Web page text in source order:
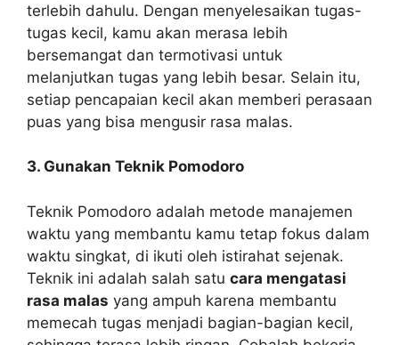
terlebih dahulu. Dengan menyelesaikan tugas-
tugas kecil, kamu akan merasa lebih
bersemangat dan termotivasi untuk
melanjutkan tugas yang lebih besar. Selain itu,
setiap pencapaian kecil akan memberi perasaan
puas yang bisa mengusir rasa malas.
3. Gunakan Teknik Pomodoro
Teknik Pomodoro adalah metode manajemen
waktu yang membantu kamu tetap fokus dalam
waktu singkat, di ikuti oleh istirahat sejenak.
Teknik ini adalah salah satu cara mengatasi
rasa malas yang ampuh karena membantu
memecah tugas menjadi bagian-bagian kecil,